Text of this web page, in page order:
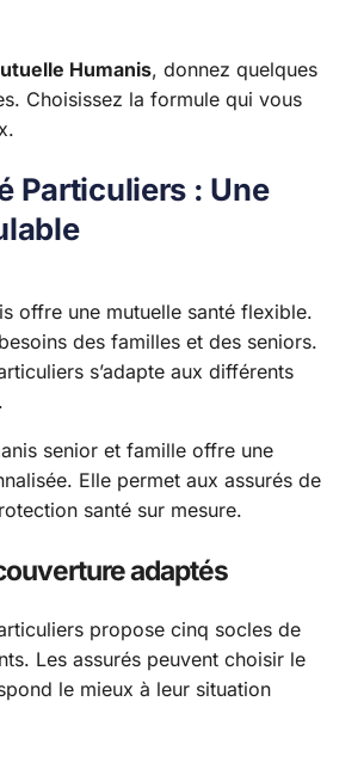
Humanis, donnez quelques
Choisissez la formule qui vous
Particuliers : Une
offre une mutuelle santé flexible.
des familles et des seniors.
s’adapte aux différents
senior et famille offre une
Elle permet aux assurés de
santé sur mesure.
adaptés
propose cinq socles de
Les assurés peuvent choisir le
le mieux à leur situation